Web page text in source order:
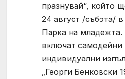
празнувай“, който
24 август /събота/
Парка на младежта.
включат самодейни
индивидуални
„Георги Бенковски